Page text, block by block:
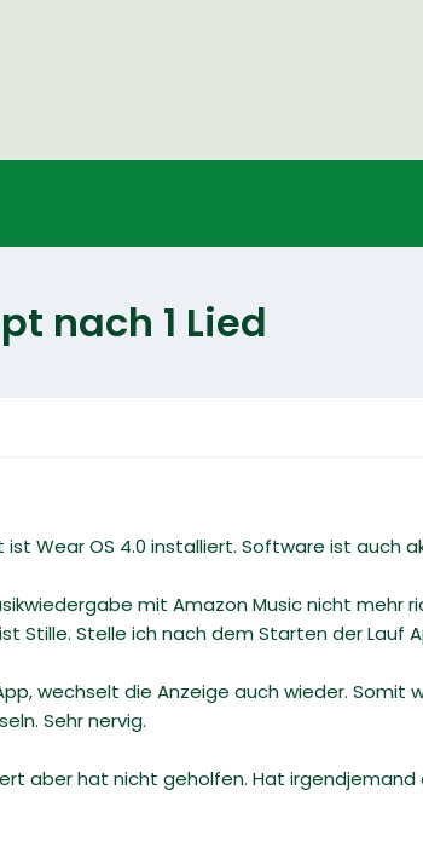
nach 1 Lied
Wear OS 4.0 installiert. Software ist auch
mit Amazon Music nicht mehr
Stille. Stelle ich nach dem Starten der Lauf
wechselt die Anzeige auch wieder. Somit
Sehr nervig.
aber hat nicht geholfen. Hat irgendjemand